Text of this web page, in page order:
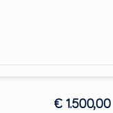
€ 1.500,00